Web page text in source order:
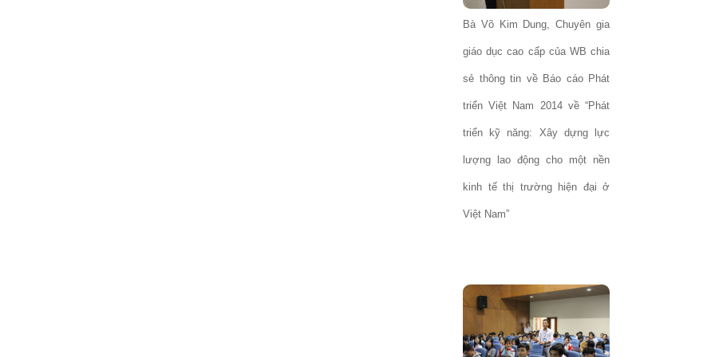
Bà Võ Kim Dung, Chuyên gia
giáo dục cao cấp của WB chia
sẻ thông tin về Báo cáo Phát
triển Việt Nam 2014 về “Phát
triển kỹ năng: Xây dựng lực
lượng lao động cho một nền
kinh tế thị trường hiện đại ở
Việt Nam”